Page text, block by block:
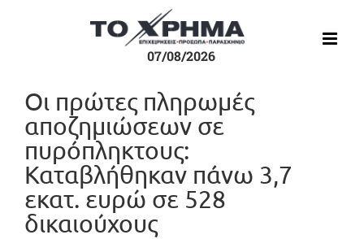
07/08/2026
Οι πρώτες πληρωμές
αποζημιώσεων σε
πυρόπληκτους:
Καταβλήθηκαν πάνω 3,7
εκατ. ευρώ σε 528
δικαιούχους